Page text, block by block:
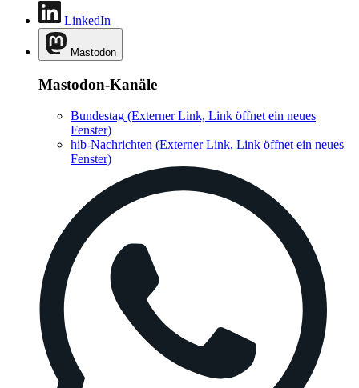
LinkedIn
Mastodon
Mastodon-Kanäle
Bundestag (Externer Link, Link öffnet ein neues
Fenster)
hib-Nachrichten (Externer Link, Link öffnet ein neues
Fenster)